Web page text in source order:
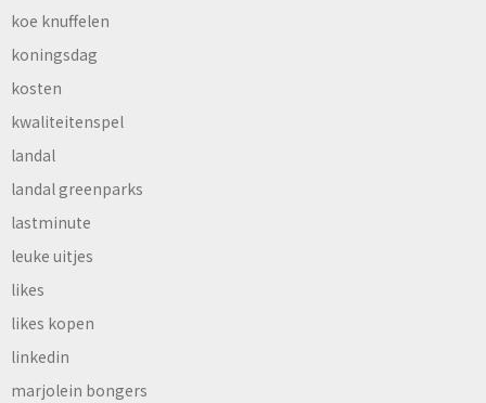
koe knuffelen
koningsdag
kosten
kwaliteitenspel
landal
landal greenparks
lastminute
leuke uitjes
likes
likes kopen
linkedin
marjolein bongers